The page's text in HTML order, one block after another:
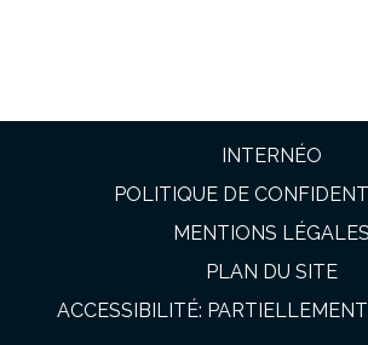
INTERNÉO
POLITIQUE DE
MENTIONS LÉGALES
PLAN DU SITE
ACCESSIBILITÉ: